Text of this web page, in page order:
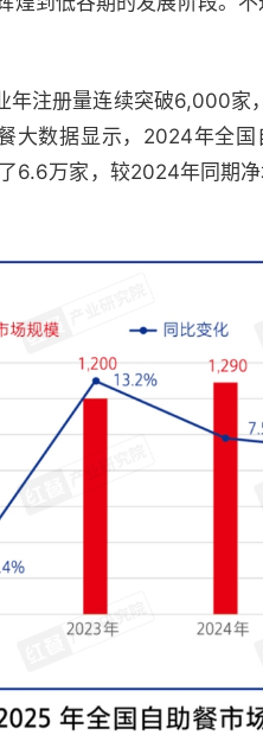
注册量连续突破6,000家
大数据显示，2024年全
6.6万家，较2024年同期